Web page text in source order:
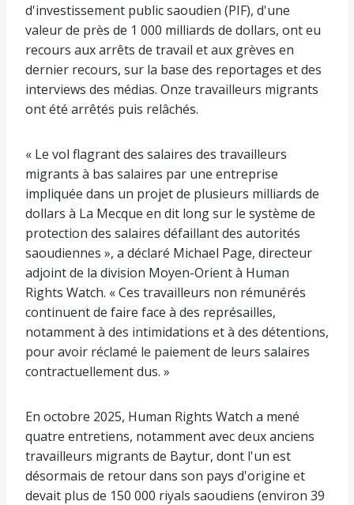
d'investissement public saoudien (PIF), d'une
valeur de près de 1 000 milliards de dollars, ont eu
recours aux arrêts de travail et aux grèves en
dernier recours, sur la base des reportages et des
interviews des médias. Onze travailleurs migrants
ont été arrêtés puis relâchés.
« Le vol flagrant des salaires des travailleurs
migrants à bas salaires par une entreprise
impliquée dans un projet de plusieurs milliards de
dollars à La Mecque en dit long sur le système de
protection des salaires défaillant des autorités
saoudiennes », a déclaré Michael Page, directeur
adjoint de la division Moyen-Orient à Human
Rights Watch. « Ces travailleurs non rémunérés
continuent de faire face à des représailles,
notamment à des intimidations et à des détentions,
pour avoir réclamé le paiement de leurs salaires
contractuellement dus. »
En octobre 2025, Human Rights Watch a mené
quatre entretiens, notamment avec deux anciens
travailleurs migrants de Baytur, dont l'un est
désormais de retour dans son pays d'origine et
devait plus de 150 000 riyals saoudiens (environ 39